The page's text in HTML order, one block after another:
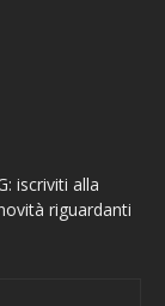
iscriviti alla
riguardanti